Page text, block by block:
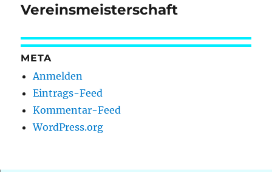
Beitrag:
Vereinsmeisterschaft
META
Anmelden
Eintrags-Feed
Kommentar-Feed
WordPress.org